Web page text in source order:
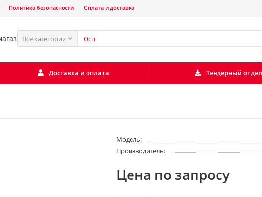
Политика безопасности Оплата и доставка
Все категории
Доставка и оплата Тендерный отдел
Модель:
Производитель:
Цена по запросу